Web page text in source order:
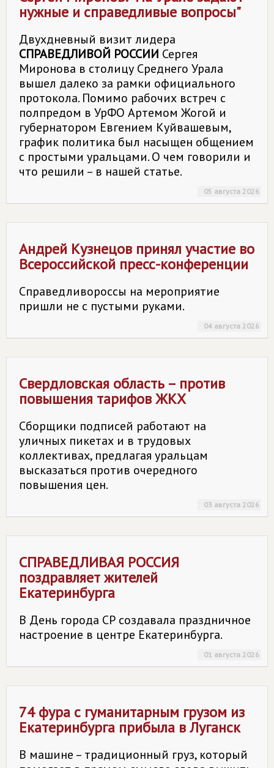
нужные и справедливые вопросы"
Двухдневный визит лидера
СПРАВЕДЛИВОЙ РОССИИ Сергея
Миронова в столицу Среднего Урала
вышел далеко за рамки официального
протокола. Помимо рабочих встреч с
полпредом в УрФО Артемом Жогой и
губернатором Евгением Куйвашевым,
график политика был насыщен общением
с простыми уральцами. О чем говорили и
что решили – в нашей статье.
05 августа 2026
Андрей Кузнецов принял участие во
Всероссийской пресс-конференции
Справедливороссы на мероприятие
пришли не с пустыми руками.
04 августа 2026
Свердловская область – против
повышения тарифов ЖКХ
Сборщики подписей работают на
уличных пикетах и в трудовых
коллективах, предлагая уральцам
высказаться против очередного
повышения цен.
03 августа 2026
СПРАВЕДЛИВАЯ РОССИЯ
поздравляет жителей
Екатеринбурга
В День города СР создавала праздничное
настроение в центре Екатеринбурга.
01 августа 2026
74 фура с гуманитарным грузом из
Екатеринбурга прибыла в Луганск
В машине – традиционный груз, который